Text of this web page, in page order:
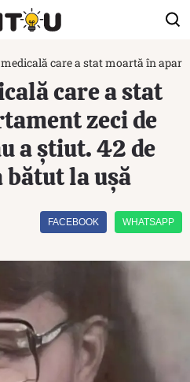
care a stat moartă în
care a stat
zeci de
a știut. 42 de
la ușă
FACEBOOK WHATSAPP